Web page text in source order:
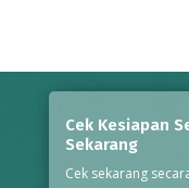
Cek Kesiapan
Sekarang
Cek sekarang